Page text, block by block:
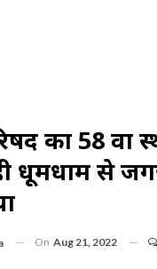
का 58 वा
धूमधाम से
On Aug 21, 2022